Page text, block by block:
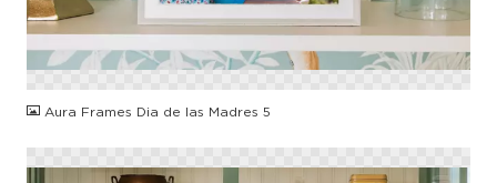
PNG
Aura Frames Dia de las Madres 5